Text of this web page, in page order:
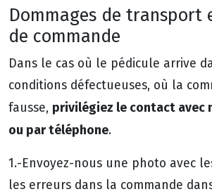
Dommages de transport
de commande
Dans le cas où le pédicule arrive
conditions défectueuses, où la
fausse, privilégiez le contact avec
ou par téléphone.
1.-Envoyez-nous une photo avec
les erreurs dans la commande